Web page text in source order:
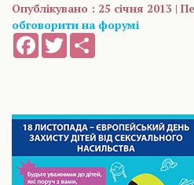
Опублікувано : 25 січня 2013 |
обговорити на форумі
FacebookTwitter